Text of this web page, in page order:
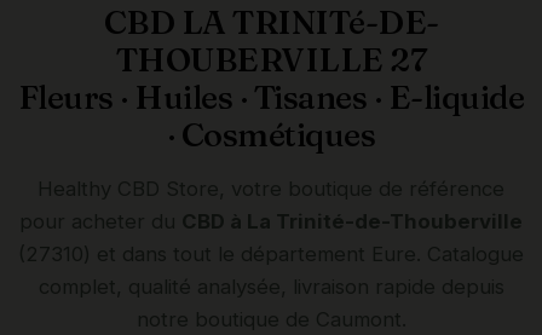
CBD LA TRINITé-DE-
THOUBERVILLE 27
Fleurs · Huiles · Tisanes · E-liquide
· Cosmétiques
Healthy CBD Store, votre boutique de référence
pour acheter du CBD à La Trinité-de-Thouberville
(27310) et dans tout le département Eure. Catalogue
complet, qualité analysée, livraison rapide depuis
notre boutique de Caumont.